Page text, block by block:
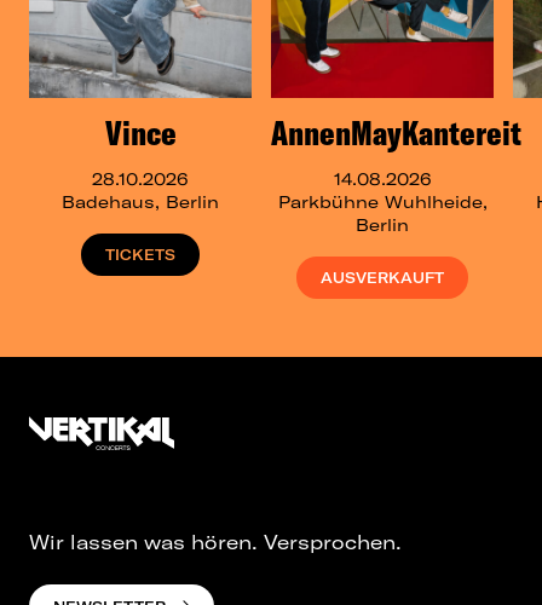
Vince
28.10.2026
Badehaus, Berlin
TICKETS
AnnenMayKantereit
14.08.2026
Parkbühne Wuhlheide,
Berlin
AUSVERKAUFT
Wir lassen was hören. Versprochen.